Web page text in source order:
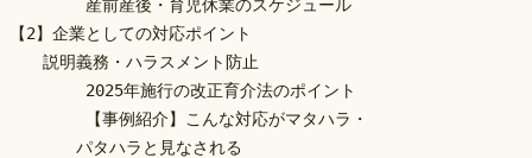
	産前産後・育児休業のスケジュール
【2】企業としての対応ポイント
説明義務・ハラスメント防止
	2025年施行の改正育介法のポイント
	【事例紹介】こんな対応がマタハラ・
パタハラと見なされる